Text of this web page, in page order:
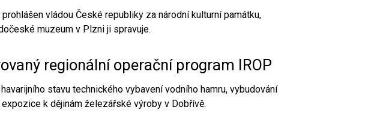
vládou České republiky za národní kulturní památku,
muzeum v Plzni ji spravuje.
regionální operační program IROP
stavu technického vybavení vodního hamru, vybudování
k dějinám železářské výroby v Dobřívě.